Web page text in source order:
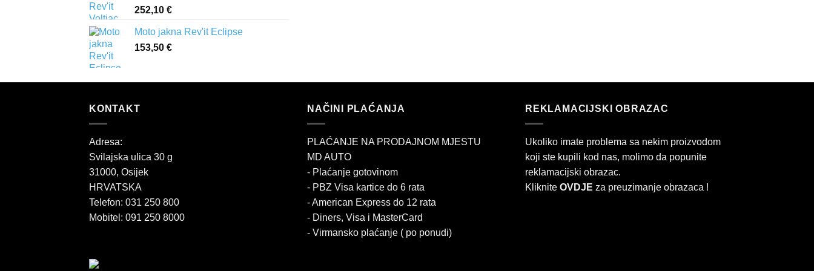
252,10 €
Moto jakna Rev'it Eclipse
153,50 €
KONTAKT
Adresa:
Svilajska ulica 30 g
31000, Osijek
HRVATSKA
Telefon: 031 250 800
Mobitel: 091 250 8000
NAČINI PLAĆANJA
PLAĆANJE NA PRODAJNOM MJESTU
MD AUTO
- Plaćanje gotovinom
- PBZ Visa kartice do 6 rata
- American Express do 12 rata
- Diners, Visa i MasterCard
- Virmansko plaćanje ( po ponudi)
REKLAMACIJSKI OBRAZAC
Ukoliko imate problema sa nekim proizvodom
koji ste kupili kod nas, molimo da popunite
reklamacijski obrazac.
Kliknite OVDJE za preuzimanje obrazaca !